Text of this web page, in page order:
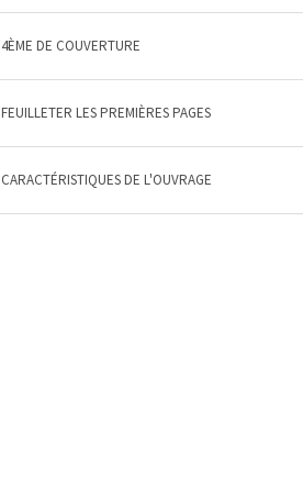
4ÈME DE COUVERTURE
FEUILLETER LES PREMIÈRES PAGES
CARACTÉRISTIQUES DE L'OUVRAGE